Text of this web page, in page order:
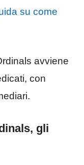
su come
avviene
con
gli